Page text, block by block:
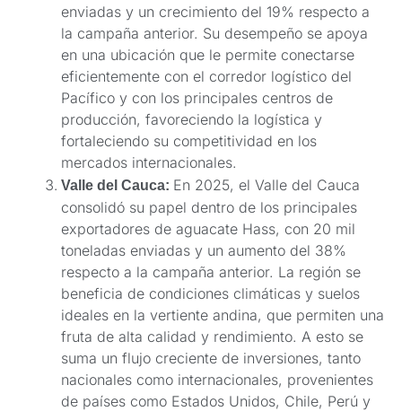
enviadas y un crecimiento del 19% respecto a
la campaña anterior. Su desempeño se apoya
en una ubicación que le permite conectarse
eficientemente con el corredor logístico del
Pacífico y con los principales centros de
producción, favoreciendo la logística y
fortaleciendo su competitividad en los
mercados internacionales.
Valle del Cauca: En 2025, el Valle del Cauca
consolidó su papel dentro de los principales
exportadores de aguacate Hass, con 20 mil
toneladas enviadas y un aumento del 38%
respecto a la campaña anterior. La región se
beneficia de condiciones climáticas y suelos
ideales en la vertiente andina, que permiten una
fruta de alta calidad y rendimiento. A esto se
suma un flujo creciente de inversiones, tanto
nacionales como internacionales, provenientes
de países como Estados Unidos, Chile, Perú y